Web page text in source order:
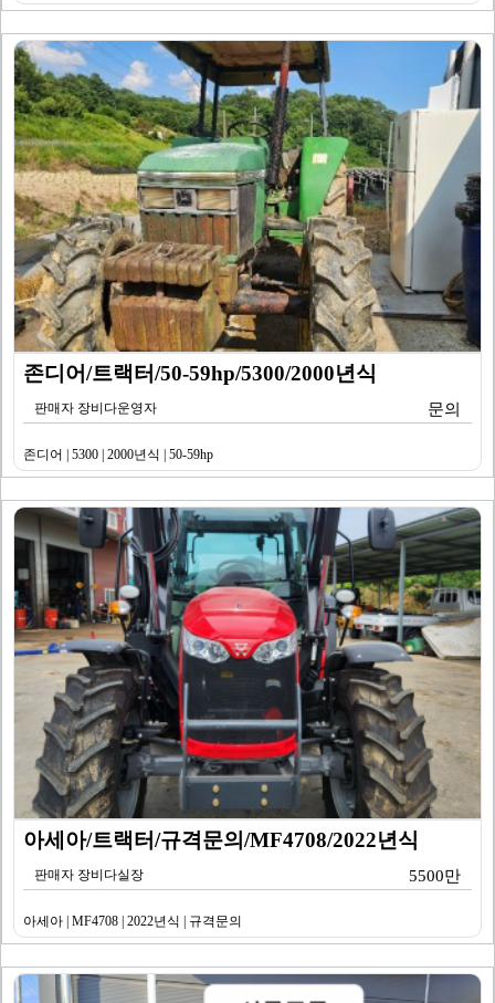
존디어/트랙터/50-59hp/5300/2000년식
판매자 장비다운영자 문의
존디어 | 5300 | 2000년식 | 50-59hp
아세아/트랙터/규격문의/MF4708/2022년식
판매자 장비다실장 5500만
아세아 | MF4708 | 2022년식 | 규격문의